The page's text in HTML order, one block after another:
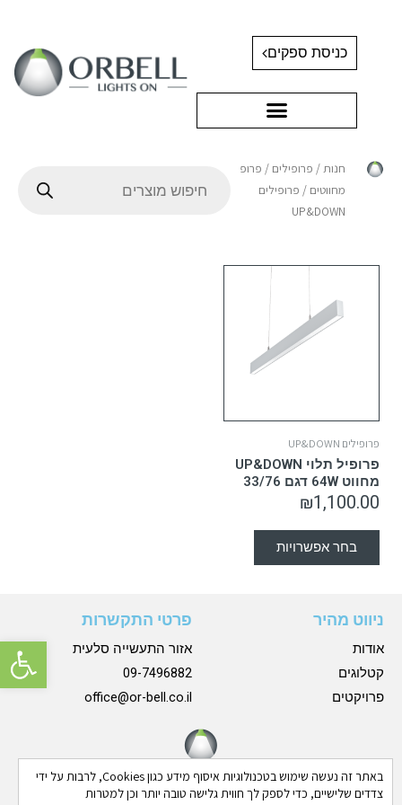
פתח
באתר זה נעשה שימוש בטכנולוגיות איסוף מידע כגון Cookies, לרבות על ידי
צדדים שלישיים, כדי לספק לך חווית גלישה טובה יותר וכן למטרות
כניסת ספקים
חנות / פרופילים / פרופילים
מחווטים / פרופילים
UP&DOWN
פרופילים UP&DOWN
פרופיל תלוי UP&DOWN
מחווט 64W דגם 33/76
₪1,100.00
בחר אפשרויות
ניווט מהיר
אודות
קטלוגים
פרויקטים
פרטי התקשרות
אזור התעשייה סלעית
09-7496882
office@or-bell.co.il